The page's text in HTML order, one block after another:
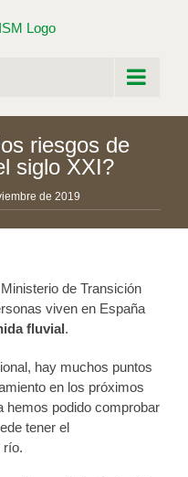
riesgos de
siglo XXI?
de 2019
de Transición
viven en España
fluvial.
hay muchos puntos
en los próximos
hemos podido comprobar
tener el
río.